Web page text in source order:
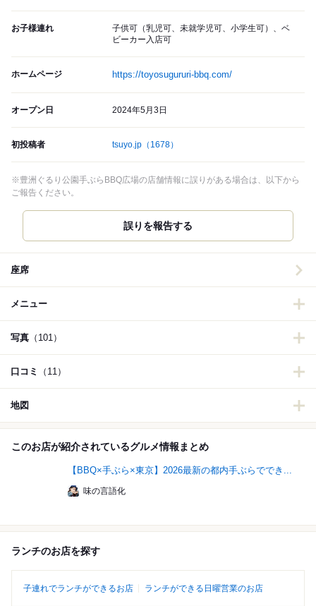
お子様連れ
子供可（乳児可、未就学児可、小学生可）、ベ
ビーカー入店可
ホームページ https://toyosugururi-bbq.com/
オープン日 2024年5月3日
初投稿者 tsuyo.jp （1678）
※豊洲ぐるり公園手ぶらBBQ広場の店舗情報に誤りがある場合は、以下から
ご報告ください。
誤りを報告する
座席
メニュー
写真 （101）
口コミ （11）
地図
このお店が紹介されているグルメ情報まとめ
【BBQ×手ぶら×東京】2026最新の都内手ぶらででき...
味の言語化
ランチのお店を探す
子連れでランチができるお店 ランチができる日曜営業のお店